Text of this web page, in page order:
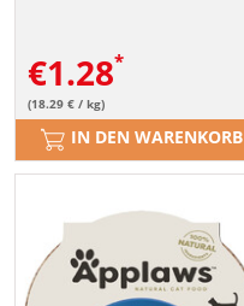
€1.28
(18.29 € / kg)
IN DEN WARENKORB